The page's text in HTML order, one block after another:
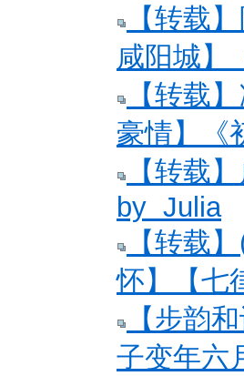
【转载
咸阳城】
【转载
豪情】《
【转载
by Julia
【转载
怀】【七
【步韵
子变年六